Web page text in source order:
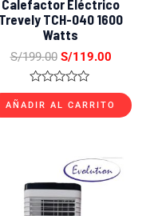
Calefactor Eléctrico
Trevely TCH-040 1600
Watts
S/199.00 S/119.00
Valorado
con
0
AÑADIR AL CARRITO
El
precio
original
era:
El
precio